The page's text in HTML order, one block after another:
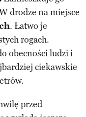
drodze na miejsce
. Łatwo je
rogach.
obecności ludzi i
ciekawskie
przed